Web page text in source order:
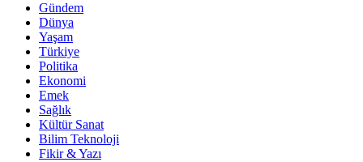
Gündem
Dünya
Yaşam
Türkiye
Politika
Ekonomi
Emek
Sağlık
Kültür Sanat
Bilim Teknoloji
Fikir & Yazı